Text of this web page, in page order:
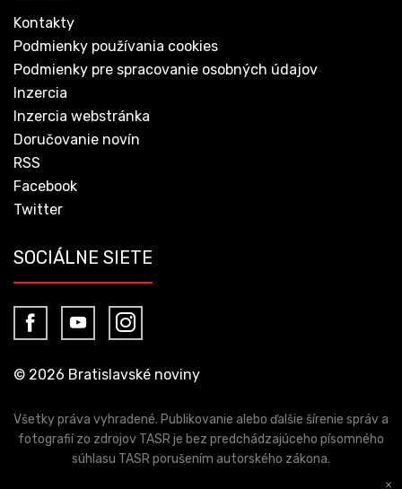
Kontakty
Podmienky používania cookies
Podmienky pre spracovanie osobných údajov
Inzercia
Inzercia webstránka
Doručovanie novín
RSS
Facebook
Twitter
SOCIÁLNE SIETE
© 2026 Bratislavské noviny
Všetky práva vyhradené. Publikovanie alebo ďalšie šírenie správ a
fotografií zo zdrojov TASR je bez predchádzajúceho písomného
súhlasu TASR porušením autorského zákona.